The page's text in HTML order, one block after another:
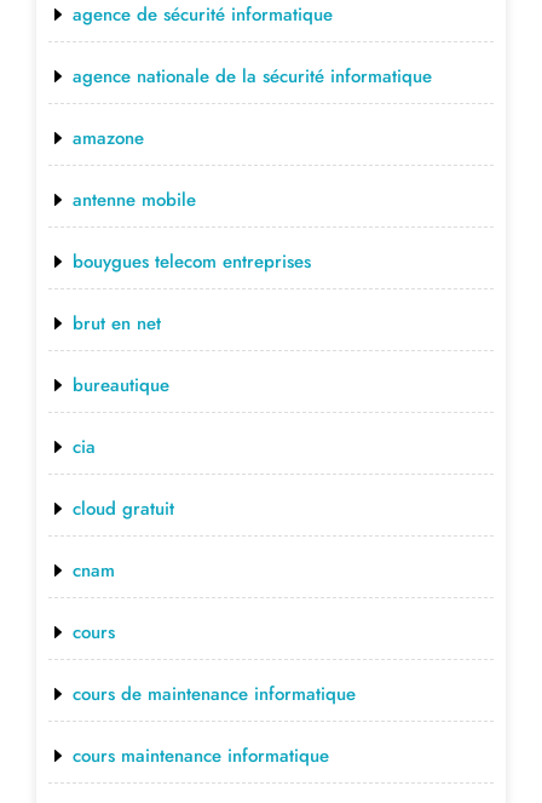
agence de sécurité informatique
agence nationale de la sécurité informatique
amazone
antenne mobile
bouygues telecom entreprises
brut en net
bureautique
cia
cloud gratuit
cnam
cours
cours de maintenance informatique
cours maintenance informatique